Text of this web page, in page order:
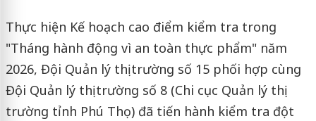
Thực hiện Kế hoạch cao điểm kiểm tra trong
"Tháng hành động vì an toàn thực phẩm" năm
2026, Đội Quản lý thị trường số 15 phối hợp cùng
Đội Quản lý thị trường số 8 (Chi cục Quản lý thị
trường tỉnh Phú Thọ) đã tiến hành kiểm tra đột